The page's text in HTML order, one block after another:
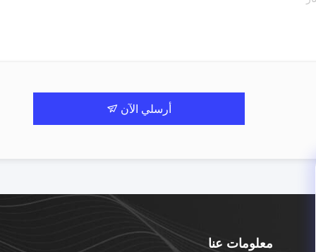
أرسلي الآن
معلومات عنا